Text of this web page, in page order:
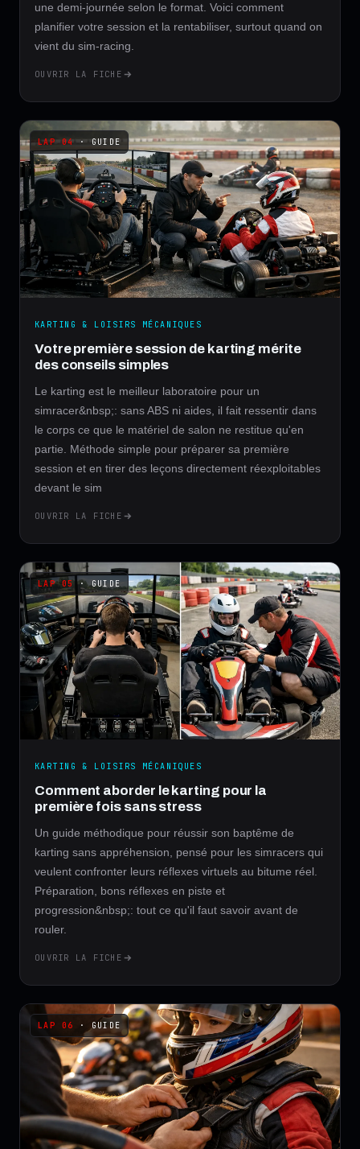
une demi-journée selon le format. Voici comment
planifier votre session et la rentabiliser, surtout quand on
vient du sim-racing.
OUVRIR LA FICHE
· GUIDE
KARTING & LOISIRS MÉCANIQUES
Votre première session de karting mérite
des conseils simples
Le karting est le meilleur laboratoire pour un
simracer&nbsp;: sans ABS ni aides, il fait ressentir dans
le corps ce que le matériel de salon ne restitue qu'en
partie. Méthode simple pour préparer sa première
session et en tirer des leçons directement réexploitables
devant le sim
OUVRIR LA FICHE
· GUIDE
KARTING & LOISIRS MÉCANIQUES
Comment aborder le karting pour la
première fois sans stress
Un guide méthodique pour réussir son baptême de
karting sans appréhension, pensé pour les simracers qui
veulent confronter leurs réflexes virtuels au bitume réel.
Préparation, bons réflexes en piste et
progression&nbsp;: tout ce qu'il faut savoir avant de
rouler.
OUVRIR LA FICHE
· GUIDE